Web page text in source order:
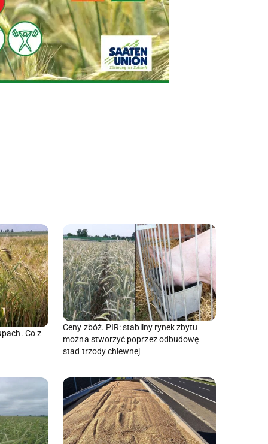
Co z
Ceny zbóż. PIR: stabilny rynek zbytu
można stworzyć poprzez odbudowę
stad trzody chlewnej